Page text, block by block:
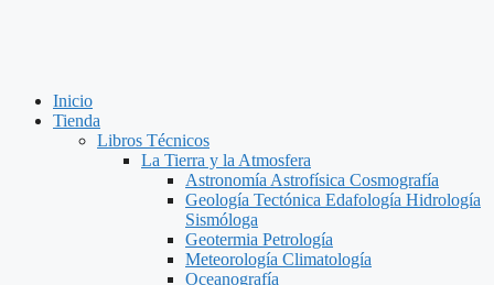
Inicio
Tienda
Libros Técnicos
La Tierra y la Atmosfera
Astronomía Astrofísica Cosmografía
Geología Tectónica Edafología Hidrología
Sismóloga
Geotermia Petrología
Meteorología Climatología
Oceanografía